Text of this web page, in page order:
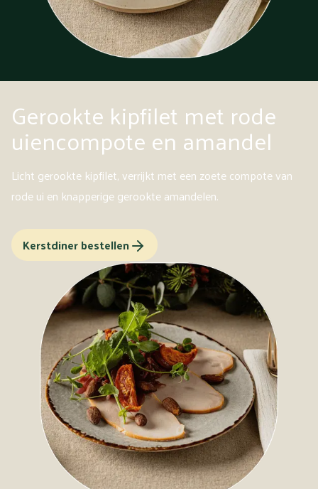
Gerookte kipfilet met rode
uiencompote en amandel
Licht gerookte kipfilet, verrijkt met een zoete compote van
rode ui en knapperige gerookte amandelen.
Kerstdiner bestellen